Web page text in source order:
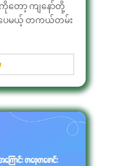
ကိုတော့ ကျနော်တို့
ြစ်ပေမယ့် တကယ်တမ်း